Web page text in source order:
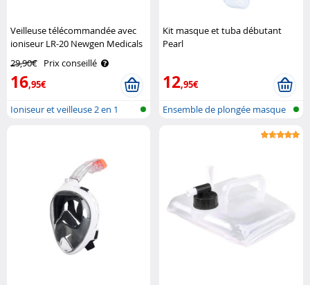
Veilleuse télécommandée avec
ioniseur LR-20 Newgen Medicals
29,90€ Prix conseillé
16,95€
Ioniseur et veilleuse 2 en 1
Kit masque et tuba débutant
Pearl
12,95€
Ensemble de plongée masque